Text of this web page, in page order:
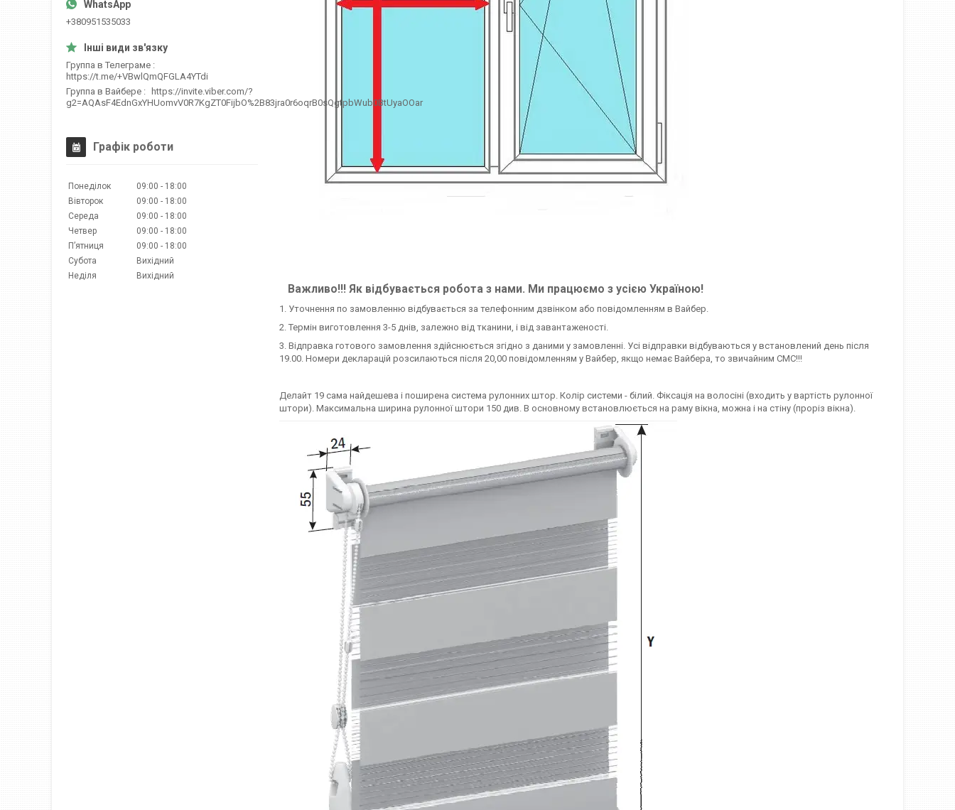
Важливо!!! Як відбувається робота з нами. Ми працюємо з усією Україною!
1. Уточнення по замовленню відбувається за телефонним дзвінком або повідомленням в Вайбер.
2. Термін виготовлення 3-5 днів, залежно від тканини, і від завантаженості.
3. Відправка готового замовлення здійснюється згідно з даними у замовленні. Усі відправки відбуваються у встановлений день після
19.00. Номери декларацій розсилаються після 20,00 повідомленням у Вайбер, якщо немає Вайбера, то звичайним СМС!!!
Делайт 19 сама найдешева і поширена система рулонних штор. Колір системи - білий. Фіксація на волосіні (входить у вартість рулонної
штори). Максимальна ширина рулонної штори 150 див. В основному встановлюється на раму вікна, можна і на стіну (проріз вікна).
+380951535033
Группа в Телеграме
https://t.me/+VBwlQmQFGLA4YTdi
Группа в Вайбере
https://invite.viber.com/?
g2=AQAsF4EdnGxYHUomvV0R7KgZT0FijbO%2B83jra0r6oqrB0sQgtpbWub0BtUyaOOar
Графік роботи
Понеділок 09:00
18:00
Вівторок
09:00
18:00
Середа
09:00
18:00
Четвер
09:00
18:00
Пʼятниця
09:00
18:00
Субота
Вихідний
Неділя
Вихідний